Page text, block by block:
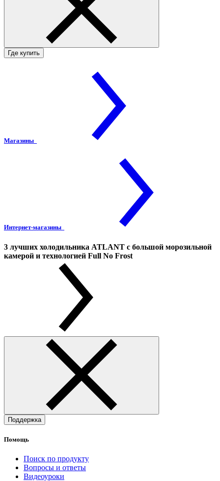
Где купить
Магазины
Интернет-магазины
3 лучших холодильника ATLANT с большой морозильной
камерой и технологией Full No Frost
Поддержка
Помощь
Поиск по продукту
Вопросы и ответы
Видеоуроки